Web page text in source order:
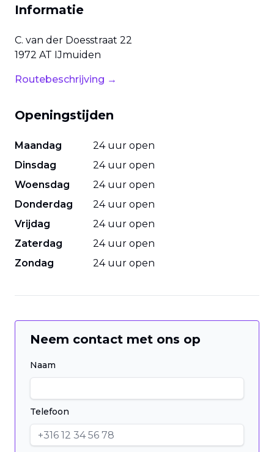
Informatie
C. van der Doesstraat 22
1972 AT IJmuiden
Routebeschrijving →
Openingstijden
Maandag
24 uur open
Dinsdag
24 uur open
Woensdag
24 uur open
Donderdag
24 uur open
Vrijdag
24 uur open
Zaterdag
24 uur open
Zondag
24 uur open
Neem contact met ons op
Naam
Telefoon